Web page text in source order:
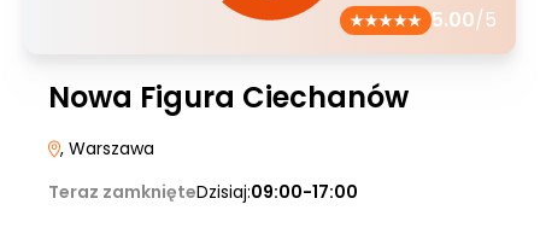
5.00/5
Nowa Figura Ciechanów
, Warszawa
Teraz zamknięteDzisiaj:09:00-17:00